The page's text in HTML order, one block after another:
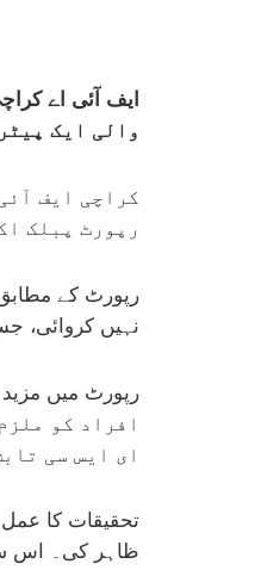
والی ایک
کراچی ایف
رپورٹ پبلک
نہیں کروائی، جس کے
افراد کو
ای ایس سی